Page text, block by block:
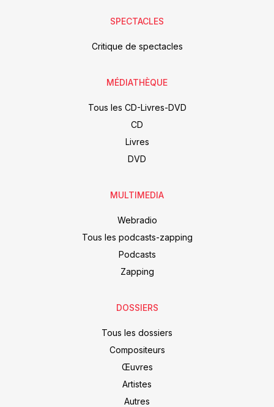
SPECTACLES
Critique de spectacles
MÉDIATHÈQUE
Tous les CD-Livres-DVD
CD
Livres
DVD
MULTIMEDIA
Webradio
Tous les podcasts-zapping
Podcasts
Zapping
DOSSIERS
Tous les dossiers
Compositeurs
Œuvres
Artistes
Autres